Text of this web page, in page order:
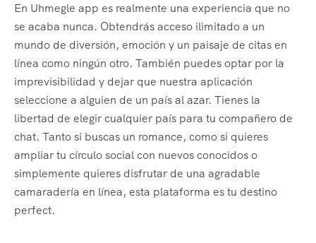
En Uhmegle app es realmente una experiencia que no
se acaba nunca. Obtendrás acceso ilimitado a un
mundo de diversión, emoción y un paisaje de citas en
línea como ningún otro. También puedes optar por la
imprevisibilidad y dejar que nuestra aplicación
seleccione a alguien de un país al azar. Tienes la
libertad de elegir cualquier país para tu compañero de
chat. Tanto si buscas un romance, como si quieres
ampliar tu círculo social con nuevos conocidos o
simplemente quieres disfrutar de una agradable
camaradería en línea, esta plataforma es tu destino
perfect.